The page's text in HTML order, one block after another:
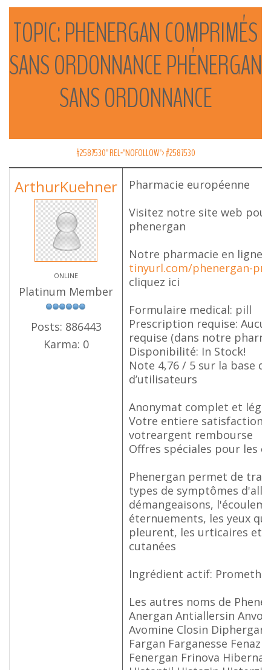
TOPIC:PHENERGANCOMPRIMÉS
SANSORDONNANCEPHÉNERGAN
SANSORDONNANCE
#2587530" REL="NOFOLLOW">#2587530
ArthurKuehner
ONLINE
Platinum Member
Posts: 886443
Karma: 0
Pharmacie européenne
Visitez notre site web
phenergan
Notre pharmacie en ligne
tinyurl.com/phenergan-
cliquez ici
Formulaire medical: pill
Prescription requise:
requise (dans notre
Disponibilité: In Stock!
Note 4,76 / 5 sur la base
d’utilisateurs
Anonymat complet et légal
Votre entiere satisfaction
votreargent rembourse
Offres spéciales pour les
Phenergan permet de
types de symptômes
démangeaisons,
éternuements, les yeux
pleurent, les urticaires et
cutanées
Ingrédient actif:
Les autres noms de
Anergan Antiallersin
Avomine Closin
Fargan Farganesse
Fenergan Frinova